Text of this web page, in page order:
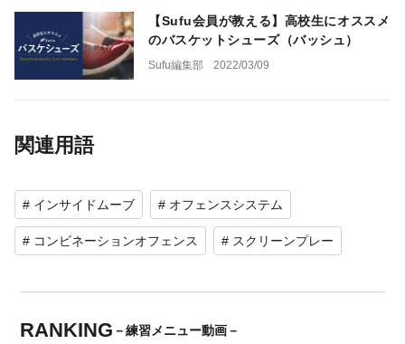
【Sufu会員が教える】高校生にオススメ
のバスケットシューズ（バッシュ）
Sufu編集部 2022/03/09
関連用語
# インサイドムーブ # オフェンスシステム
# コンビネーションオフェンス # スクリーンプレー
RANKING －練習メニュー動画－